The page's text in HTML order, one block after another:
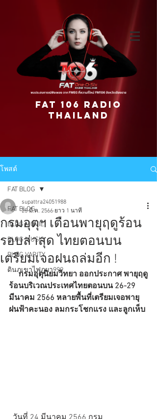
FAT 106 RADIO
THAILAND
โพสต์
FAT BLOG
BLOG MOVIE
BLOG MUSIC
BLOG VARITY
ดินภูเขาไฟภูผา999
FAT BLOG
กรมอุตุฯ เตือนพายุฤดูร้อน
รอบล่าสุด ไทยตอนบน
เตรียมเจอฝนถล่มอีก !
supattra24051988
25 มี.ค. 2566 ยาว 1 นาที
     กรมอุตุนิยมวิทยา ออกประกาศ พายุฤดู
ร้อนบริเวณประเทศไทยตอนบน 26-29
มีนาคม 2566 หลายพื้นที่เตรียมเจอพายุ
ฝนฟ้าคะนอง ลมกระโชกแรง และลูกเห็บ